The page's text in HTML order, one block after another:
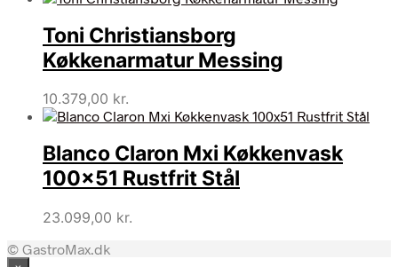
Toni Christiansborg
Køkkenarmatur Messing
10.379,00 kr.
Blanco Claron Mxi Køkkenvask
100×51 Rustfrit Stål
23.099,00 kr.
© GastroMax.dk